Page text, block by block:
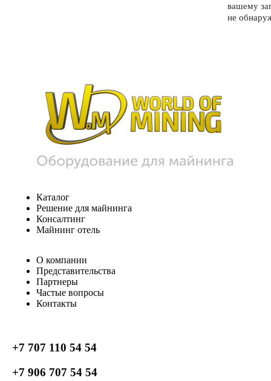
вашему
не
Каталог
Решение для майнинга
Консалтинг
Майнинг отель
О компании
Представительства
Партнеры
Частые вопросы
Контакты
+7 707 110 54 54
+7 906 707 54 54